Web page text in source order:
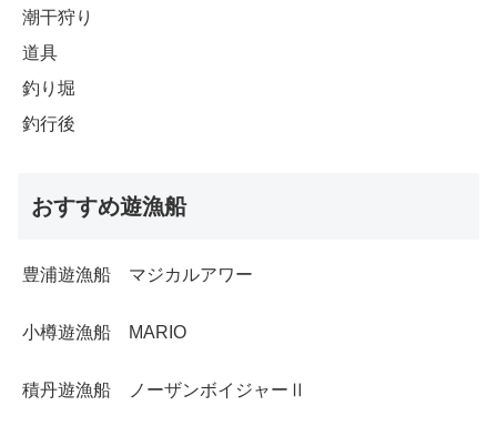
潮干狩り
道具
釣り堀
釣行後
おすすめ遊漁船
豊浦遊漁船 マジカルアワー
小樽遊漁船 MARIO
積丹遊漁船 ノーザンボイジャーⅡ